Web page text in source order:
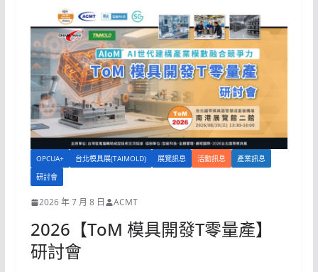
OPCUA+ 台北模具展(TAIMOLD) 展覽訊息 活動訊息
產業訊息
研討會
2026 年 7 月 8 日 ACMT
2026【ToM 模具開發T零量產】
研討會